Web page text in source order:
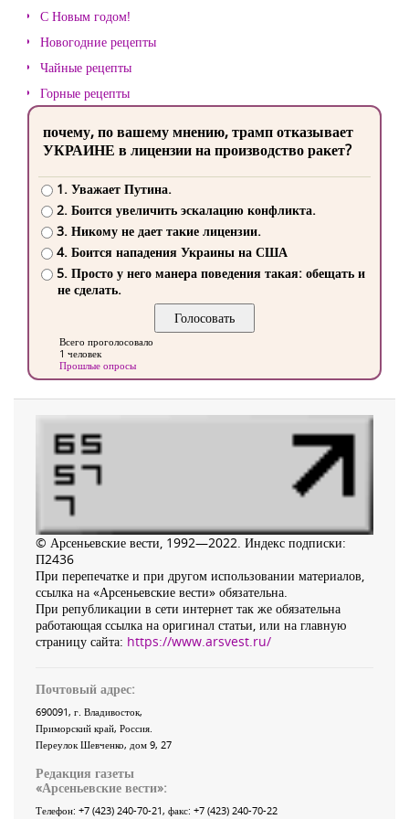
С Новым годом!
Новогодние рецепты
Чайные рецепты
Горные рецепты
почему, по вашему мнению, трамп отказывает
УКРАИНЕ в лицензии на производство ракет?
1. Уважает Путина.
2. Боится увеличить эскалацию конфликта.
3. Никому не дает такие лицензии.
4. Боится нападения Украины на США
5. Просто у него манера поведения такая: обещать и
не сделать.
Всего проголосовало
1 человек
Прошлые опросы
© Арсеньевские вести, 1992—2022. Индекс подписки:
П2436
При перепечатке и при другом использовании материалов,
ссылка на «Арсеньевские вести» обязательна.
При републикации в сети интернет так же обязательна
работающая ссылка на оригинал статьи, или на главную
страницу сайта: https://www.arsvest.ru/
Почтовый адрес:
690091, г. Владивосток,
Приморский край, Россия
Переулок Шевченко, дом 9, 27
Редакция газеты
«Арсеньевские вести»:
Телефон: +7 (423) 240-70-21, факс: +7 (423) 240-70-22